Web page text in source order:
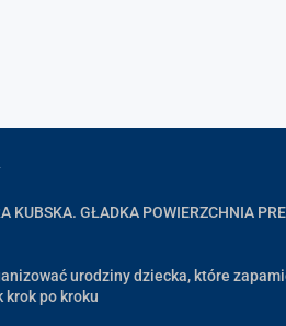
KUBSKA. GŁADKA POWIERZCHNIA
urodziny dziecka, które
krok po kroku